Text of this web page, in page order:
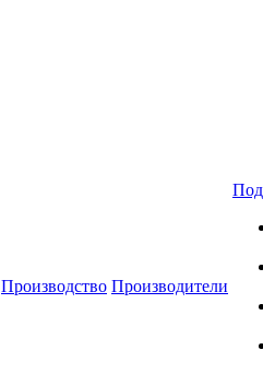
Производство Производители